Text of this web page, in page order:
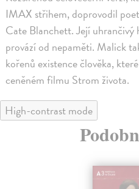
IMAX střihem, doprovodil
Cate Blanchett. Její uhrančivý
provází od nepaměti. Malick
kořenů existence člověka,
ceněném filmu Strom života.
High-contrast mode